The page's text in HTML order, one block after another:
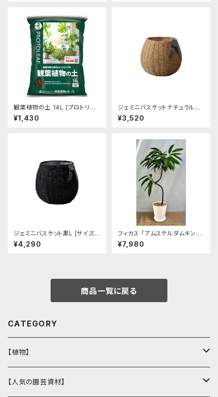
観葉植物の土 14L (プロトリー
フ) [サイズ: 370mmx500mm
x70mm]
¥1,430
ジェミニバスケットナチュラルM
[サイズ: φ250*215/内φ180]
[カラー: ナチュラル]
¥3,520
ジェミニバスケット黒L [サイズ:
φ267*245/内φ200] [カラー:
黒]
¥4,290
フィカス 「アムステルダムキン
グ」曲がり K-004【送料無料】
[サイズ: 7号鉢]
¥7,980
商品一覧に戻る
CATEGORY
【植物】
花壇苗
【人気の園芸資材】